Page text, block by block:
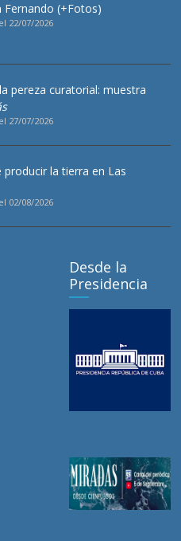
Fernando (+Fotos)
22/07/2026
pereza curatorial: muestra
27/07/2026
la tierra en Las
02/08/2026
Desde la
Presidencia